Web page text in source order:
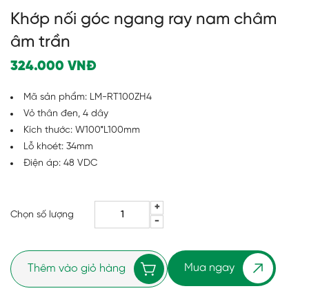
Khớp nối góc ngang ray nam châm
âm trần
324.000 VNĐ
Mã sản phẩm: LM-RT100ZH4
Vỏ thân đen, 4 dây
Kích thước: W100*L100mm
Lỗ khoét: 34mm
Điện áp: 48 VDC
Chọn số lượng
Thêm vào giỏ hàng Mua ngay